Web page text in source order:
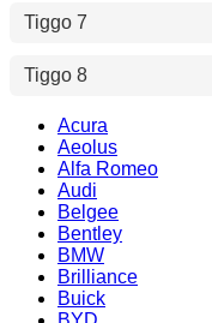
Tiggo 7
Tiggo 8
Acura
Aeolus
Alfa Romeo
Audi
Belgee
Bentley
BMW
Brilliance
Buick